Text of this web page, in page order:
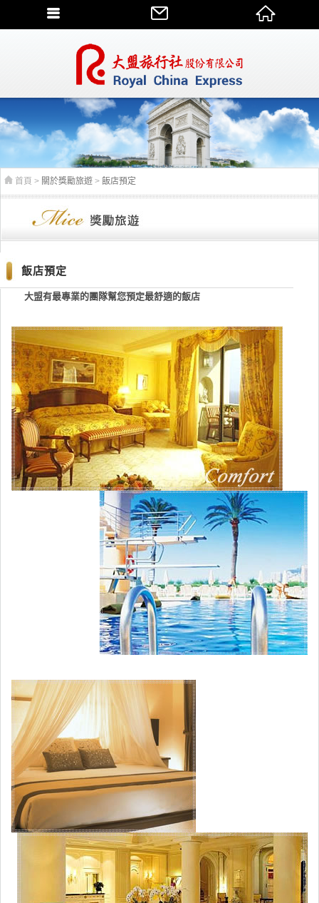
首頁 > 關於獎勵旅遊 > 飯店預定
飯店預定
大盟有最專業的團隊幫您預定最舒適的飯店